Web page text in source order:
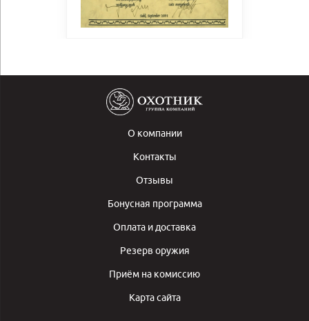
О компании
Контакты
Отзывы
Бонусная программа
Оплата и доставка
Резерв оружия
Приём на комиссию
Карта сайта